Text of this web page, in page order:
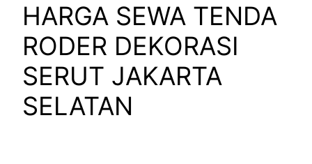
HARGA SEWA TENDA
RODER DEKORASI
SERUT JAKARTA
SELATAN